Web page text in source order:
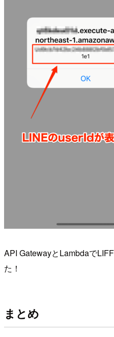
API GatewayとLambdaで
た！
まとめ